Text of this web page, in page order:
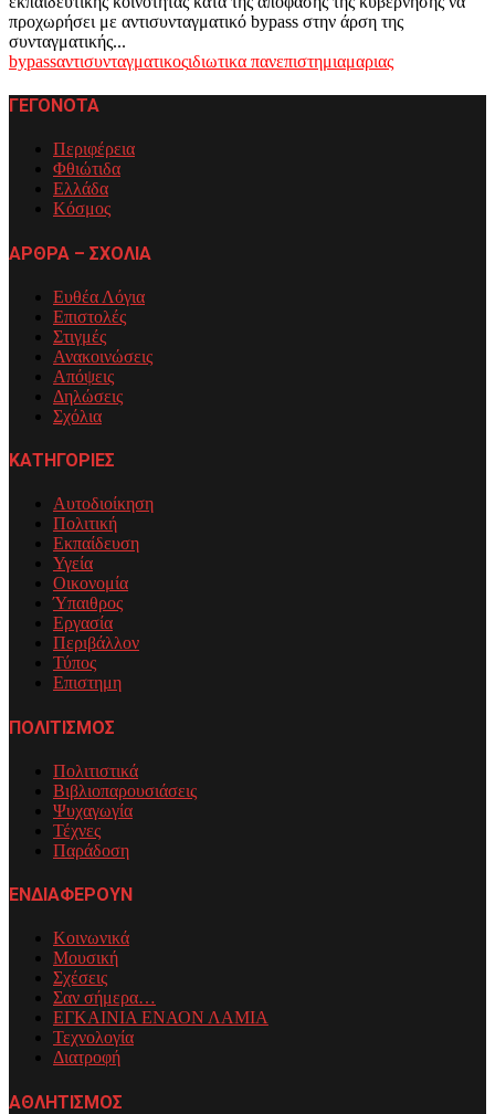
προχωρήσει με αντισυνταγματικό bypass στην άρση της
συνταγματικής...
bypassαντισυνταγματικοςιδιωτικα πανεπιστημιαμαριας
ΓΕΓΟΝΟΤΑ
Περιφέρεια
Φθιώτιδα
Ελλάδα
Κόσμος
ΑΡΘΡΑ – ΣΧΟΛΙΑ
Ευθέα Λόγια
Επιστολές
Στιγμές
Ανακοινώσεις
Απόψεις
Δηλώσεις
Σχόλια
ΚΑΤΗΓΟΡΙΕΣ
Αυτοδιοίκηση
Πολιτική
Εκπαίδευση
Υγεία
Οικονομία
Ύπαιθρος
Εργασία
Περιβάλλον
Τύπος
Επιστημη
ΠΟΛΙΤΙΣΜΟΣ
Πολιτιστικά
Βιβλιοπαρουσιάσεις
Ψυχαγωγία
Τέχνες
Παράδοση
ΕΝΔΙΑΦΕΡΟΥΝ
Κοινωνικά
Μουσική
Σχέσεις
Σαν σήμερα…
ΕΓΚΑΙΝΙΑ ΕΝΑΟΝ ΛΑΜΙΑ
Τεχνολογία
Διατροφή
ΑΘΛΗΤΙΣΜΟΣ